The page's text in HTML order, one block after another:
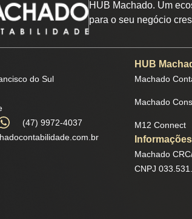
HUB Machado. Um
para o seu negócio
do Sul
(47) 9972-4037
HUB
Machado
Machado
M12 Connect
Informações
Machado
CNPJ